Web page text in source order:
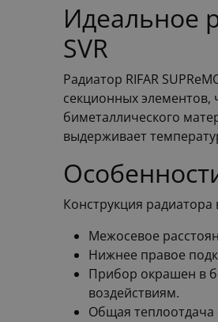
Идеальное
SVR
Радиатор RIFAR
секционных элементов,
биметаллического
выдерживает
Конструкция
Межосевое
Нижнее правое
Прибор окрашен в
воздействиям.
Общая теплоотдача